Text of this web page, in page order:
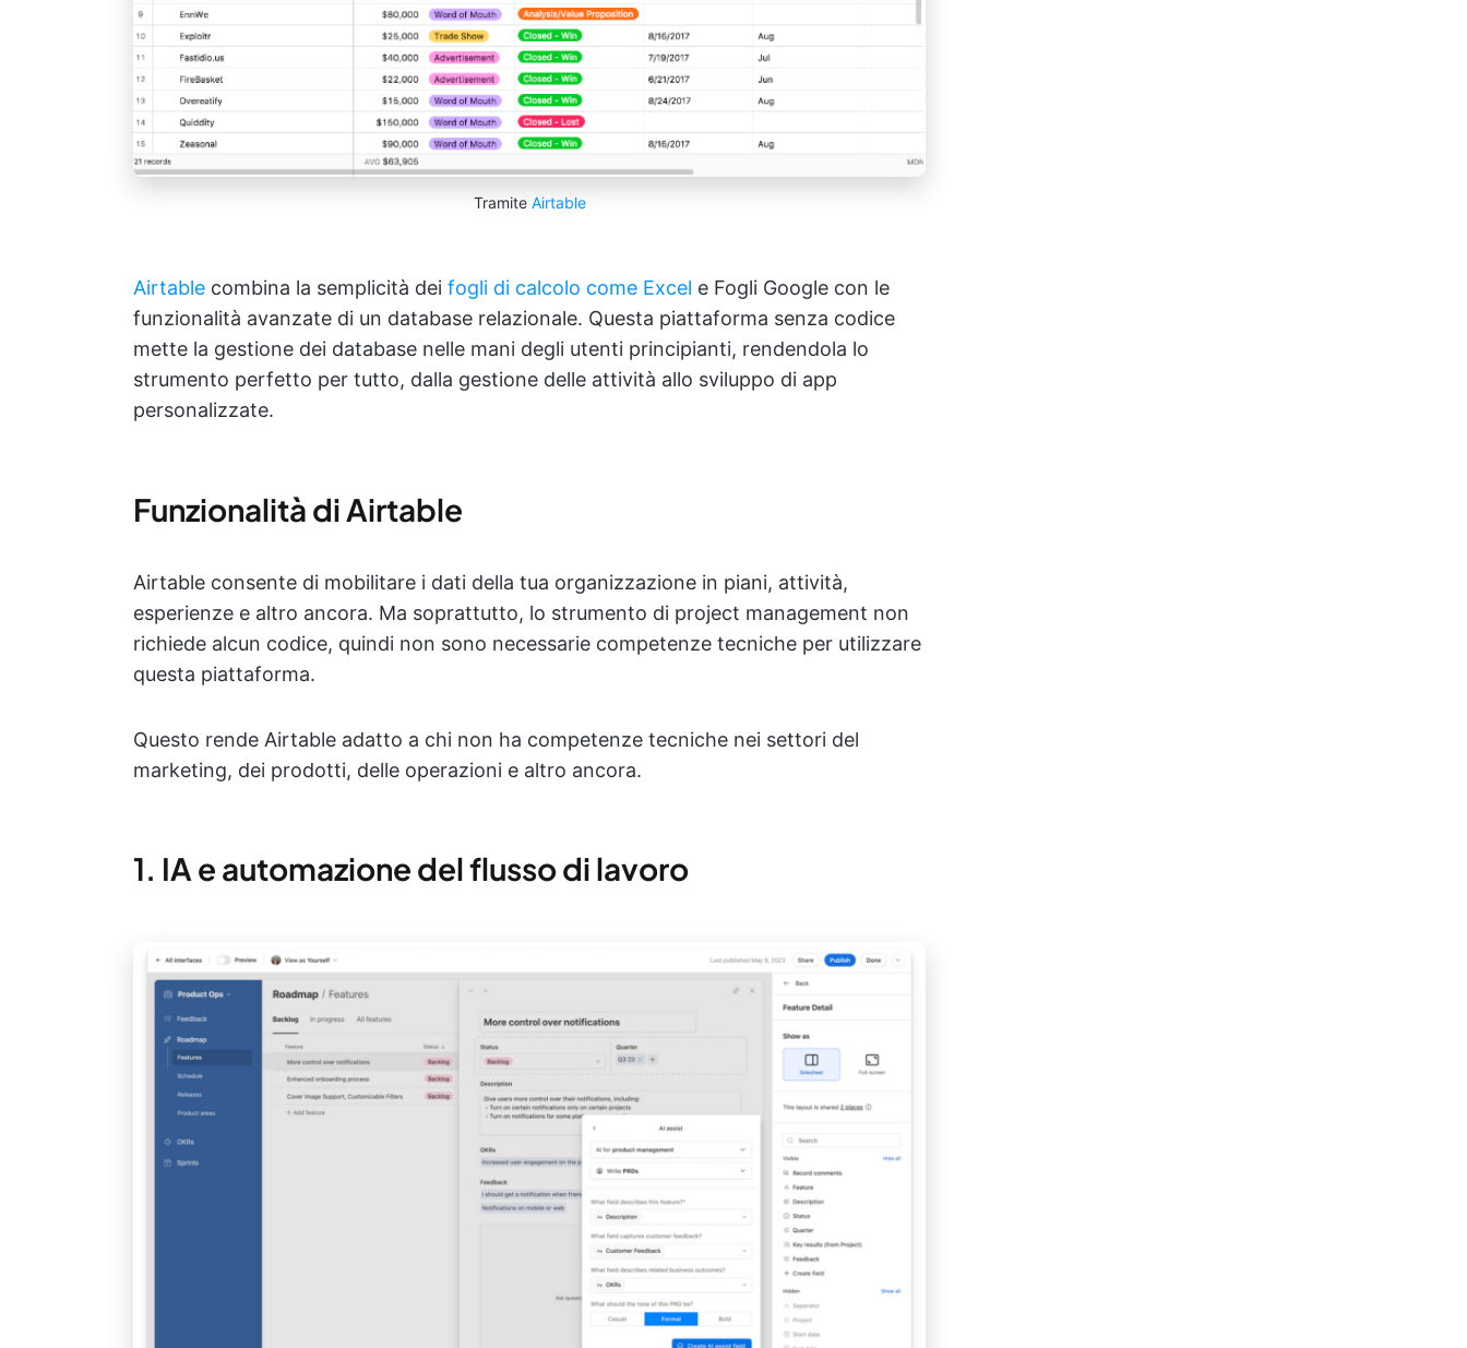
Tramite Airtable
Airtable combina la semplicità dei fogli di calcolo come Excel e Fogli Google con le
funzionalità avanzate di un database relazionale. Questa piattaforma senza codice
mette la gestione dei database nelle mani degli utenti principianti, rendendola lo
strumento perfetto per tutto, dalla gestione delle attività allo sviluppo di app
personalizzate.
Funzionalità di Airtable
Airtable consente di mobilitare i dati della tua organizzazione in piani, attività,
esperienze e altro ancora. Ma soprattutto, lo strumento di project management non
richiede alcun codice, quindi non sono necessarie competenze tecniche per utilizzare
questa piattaforma.
Questo rende Airtable adatto a chi non ha competenze tecniche nei settori del
marketing, dei prodotti, delle operazioni e altro ancora.
1. IA e automazione del flusso di lavoro